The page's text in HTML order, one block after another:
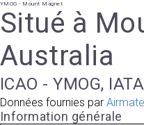
YMOG - Mount Magnet
Situé à
Australia
ICAO - YMOG,
Données fournies par Airmate
Information générale